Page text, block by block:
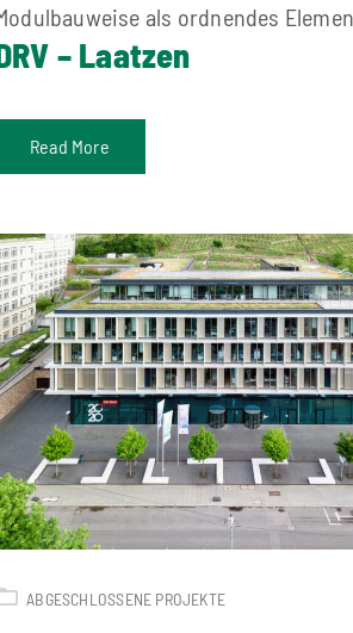
als ordnendes
– Laatzen
Read More
ABGESCHLOSSENE PROJEKTE